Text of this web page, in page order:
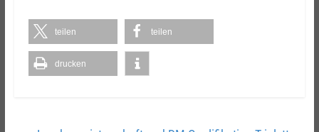
teilen teilen
drucken